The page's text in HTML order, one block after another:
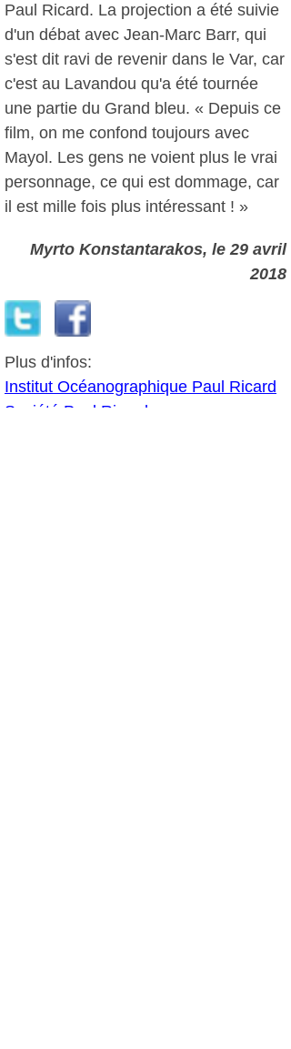
Paul Ricard. La projection a été suivie
d'un débat avec Jean-Marc Barr, qui
s'est dit ravi de revenir dans le Var, car
c'est au Lavandou qu'a été tournée
une partie du Grand bleu. « Depuis ce
film, on me confond toujours avec
Mayol. Les gens ne voient plus le vrai
personnage, ce qui est dommage, car
il est mille fois plus intéressant ! »
Myrto Konstantarakos, le 29 avril
2018
Plus d'infos:
Institut Océanographique Paul Ricard
Société Paul Ricard